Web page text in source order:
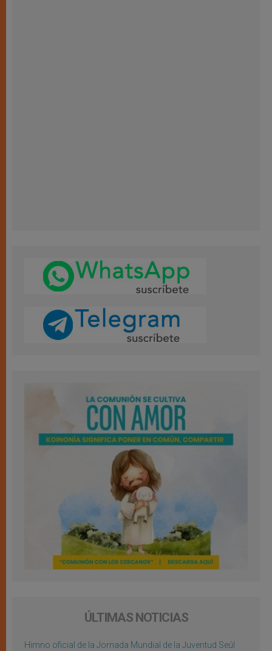
ÚLTIMAS NOTICIAS
Himno oficial de la Jornada Mundial de la Juventud Seúl